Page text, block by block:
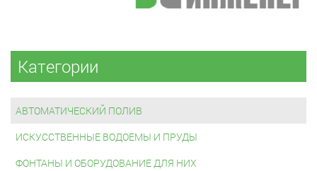
Категории
АВТОМАТИЧЕСКИЙ ПОЛИВ
ИСКУССТВЕННЫЕ ВОДОЕМЫ И ПРУДЫ
ФОНТАНЫ И ОБОРУДОВАНИЕ ДЛЯ НИХ